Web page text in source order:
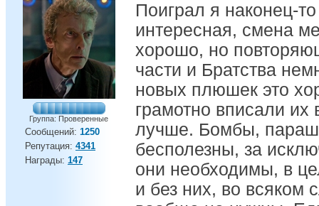
Группа: Проверенные
Сообщений: 1250
Репутация: 4341
Награды: 147
Поиграл я наконец-
интересная, смена
хорошо, но
части и Братства
новых плюшек это
грамотно вписали
лучше. Бомбы,
бесполезны, за
они необходимы, в
и без них, во всяком